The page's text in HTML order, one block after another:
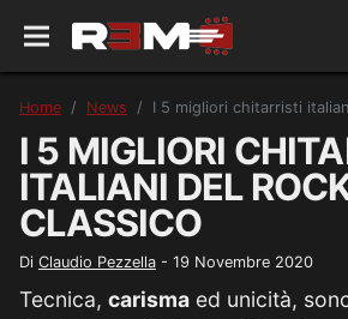
Home News I 5 migliori chitarristi
I 5 MIGLIORI
ITALIANI DEL
CLASSICO
Di Claudio Pezzella - 19 Novembre 2020
Tecnica, carisma ed unicità,